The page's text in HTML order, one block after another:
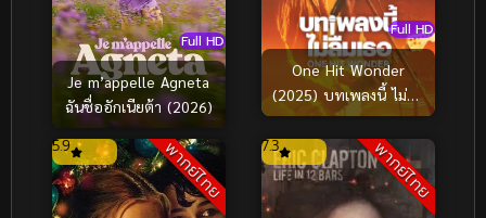
Full HD
Je m’appelle Agneta
ฉันชื่ออักเนียต้า (2026)
Full HD
One Hit Wonder
(2025) บทเพลงนี้ ไม่ลืม
เธอ
พากย์ไทย
5.9 พากย์ไทย
7.3